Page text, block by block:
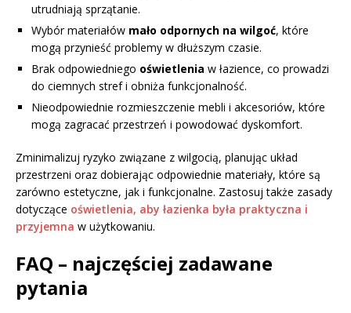
utrudniają sprzątanie.
Wybór materiałów mało odpornych na wilgoć, które
mogą przynieść problemy w dłuższym czasie.
Brak odpowiedniego oświetlenia w łazience, co prowadzi
do ciemnych stref i obniża funkcjonalność.
Nieodpowiednie rozmieszczenie mebli i akcesoriów, które
mogą zagracać przestrzeń i powodować dyskomfort.
Zminimalizuj ryzyko związane z wilgocią, planując układ
przestrzeni oraz dobierając odpowiednie materiały, które są
zarówno estetyczne, jak i funkcjonalne. Zastosuj także zasady
dotyczące oświetlenia, aby łazienka była praktyczna i
przyjemna w użytkowaniu.
FAQ – najczęściej zadawane
pytania